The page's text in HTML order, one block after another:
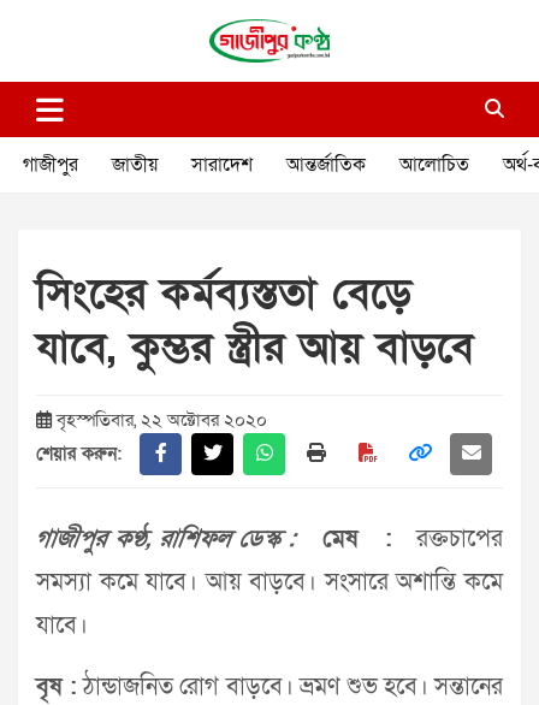
গাজীপুর কণ্ঠ
গাজীপুর জাতীয় সারাদেশ আন্তর্জাতিক আলোচিত অর্থ-
সিংহের কর্মব্যস্ততা বেড়ে
যাবে, কুম্ভর স্ত্রীর আয় বাড়বে
বৃহস্পতিবার, ২২ অক্টোবর ২০২০
শেয়ার করুন:
গাজীপুর কণ্ঠ, রাশিফল ডেস্ক :মেষ : রক্তচাপের
সমস্যা কমে যাবে। আয় বাড়বে। সংসারে অশান্তি কমে
যাবে।
বৃষ :ঠান্ডাজনিত রোগ বাড়বে। ভ্রমণ শুভ হবে। সন্তানের